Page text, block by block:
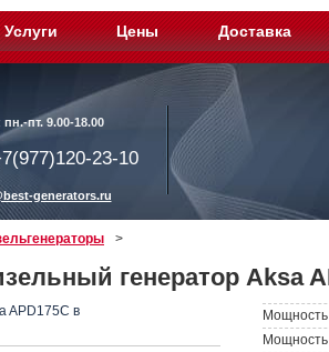
Услуги Цены Доставка
пн.-пт. 9.00-18.00
23-10
generators.ru
>
генератор Aksa
Мощность